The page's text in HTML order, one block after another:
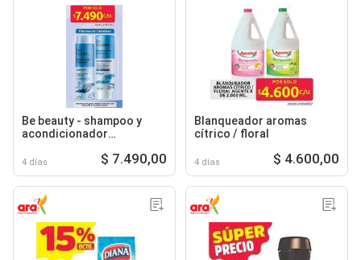
Be beauty - shampoo y
acondicionador
4 días $ 7.490,00
Blanqueador aromas
cítrico / floral
4 días $ 4.600,00